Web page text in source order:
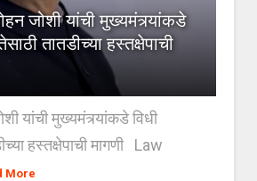
जोशी यांची मुख्यमंत्र्यांकडे
तातडीच्या हस्तक्षेपाची
यांची मुख्यमंत्र्यांकडे विधी
हस्तक्षेपाची मागणी Law
More